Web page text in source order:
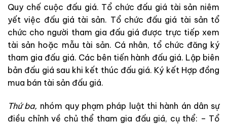
Quy chế cuộc đấu giá. Tổ chức đấu giá tài sản niêm
yếtviệc đấu giá tài sản. Tổ chức đấu giá tài sản tổ
chức cho người tham gia đấu giá được trực tiếpxem
tài sản hoặc mẫu tài sản. Cá nhân, tổ chức đăng ký
tham gia đấu giá. Các bên tiến hành đấu giá. Lập biên
bản đấu giá sau khi kết thúc đấu giá. Ký kết Hợp đồng
mua bán tài sản đấu giá.
Thứba, nhóm quy phạm pháp luật thi hành án dân sự
điều chỉnh về chủ thể tham gia đấu giá, cụ thể: – Tổ